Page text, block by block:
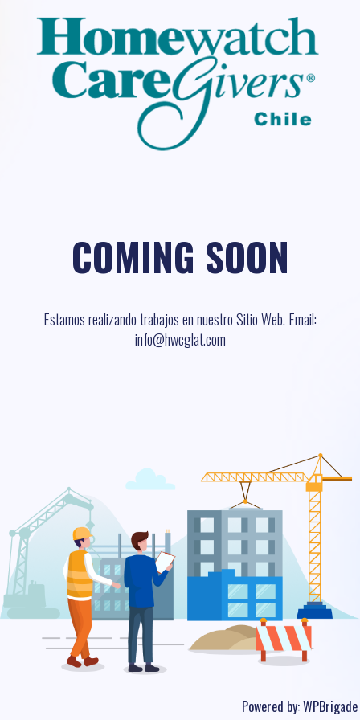
COMING SOON
Estamos realizando trabajos en nuestro Sitio Web. Email:
info@hwcglat.com
Powered by:WPBrigade